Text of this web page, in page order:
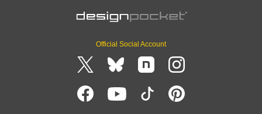
Official Social Account